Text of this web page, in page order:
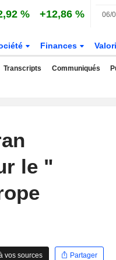
% +12,86 % 06/
Finances
Transcripts Communiqués
le "
vos sources
Partager